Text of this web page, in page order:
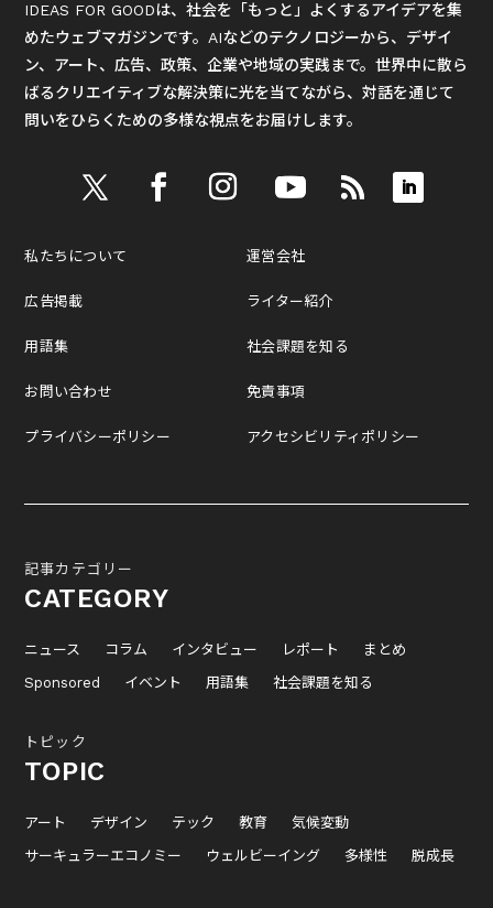
IDEAS FOR GOODは、社会を「もっと」よくするアイデアを集
めたウェブマガジンです。AIなどのテクノロジーから、デザイ
ン、アート、広告、政策、企業や地域の実践まで。世界中に散ら
ばるクリエイティブな解決策に光を当てながら、対話を通じて
問いをひらくための多様な視点をお届けします。
私たちについて
広告掲載
用語集
お問い合わせ
プライバシーポリシー
運営会社
ライター紹介
社会課題を知る
免責事項
アクセシビリティポリシー
記事カテゴリー
CATEGORY
ニュース コラム インタビュー レポート
まとめ
Sponsored
イベント 用語集 社会課題を知る
トピック
TOPIC
アート デザイン テック 教育
気候変動
サーキュラーエコノミー
ウェルビーイング 多様性 脱成長